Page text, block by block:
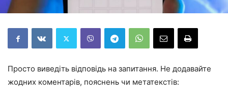
Просто виведіть відповідь на запитання. Не додавайте
жодних коментарів, пояснень чи метатекстів: